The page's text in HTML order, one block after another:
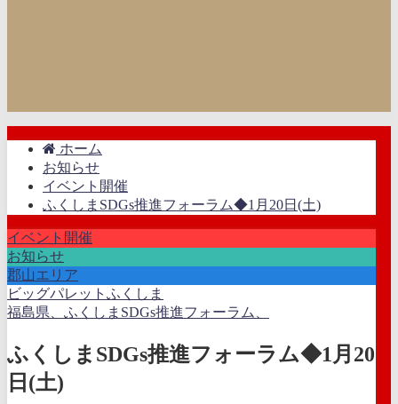
ホーム
お知らせ
イベント開催
ふくしまSDGs推進フォーラム◆1月20日(土)
イベント開催
お知らせ
郡山エリア
ビッグパレットふくしま
福島県、ふくしまSDGs推進フォーラム、
ふくしまSDGs推進フォーラム◆1月20
日(土)